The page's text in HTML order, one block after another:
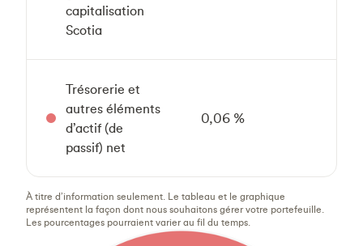
capitalisation
Scotia
Trésorerie et
autres éléments
d’actif (de
passif) net
0,06 %
À titre d’information seulement. Le tableau et le graphique
représentent la façon dont nous souhaitons gérer votre portefeuille.
Les pourcentages pourraient varier au fil du temps.